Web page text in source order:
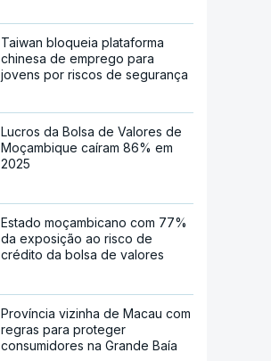
Taiwan bloqueia plataforma
chinesa de emprego para
jovens por riscos de segurança
Lucros da Bolsa de Valores de
Moçambique caíram 86% em
2025
Estado moçambicano com 77%
da exposição ao risco de
crédito da bolsa de valores
Província vizinha de Macau com
regras para proteger
consumidores na Grande Baía